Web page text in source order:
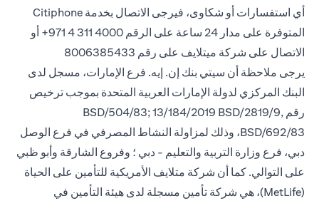
أي استفسارات أو شكاوى، فيرجى الاتصال بخدمة Citiphone
المتوفرة على مدار 24 ساعة على الرقم 4000 311 4 971+ أو
الاتصال على شركة ميتلايف على رقم 8006385433
يرجى ملاحظة أن سيتي بنك إن. إيه. فرع الإمارات، مسجل لدى
البنك المركزي لدولة الإمارات العربية المتحدة بموجب ترخيص
رقم BSD/504/83; 13/184/2019 BSD/2819/9,
BSD/692/83، وذلك لمزاولة النشاط المصرفي في فرع الوصل
دبي، فرع وزارة التربية والتعليم - دبي ؛ وفروع الشارقة وأبو ظبي
على التوالي. كما أن شركة متلايف الأمريكية للتأمين على الحياة
(MetLife)، هي شركة تأمين مسجلة لدى هيئة التأمين في